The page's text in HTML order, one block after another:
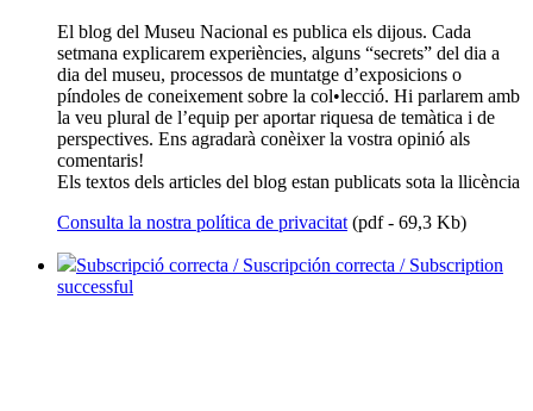
El blog del Museu Nacional es publica els dijous. Cada
setmana explicarem experiències, alguns “secrets” del dia a
dia del museu, processos de muntatge d’exposicions o
píndoles de coneixement sobre la col•lecció. Hi parlarem amb
la veu plural de l’equip per aportar riquesa de temàtica i de
perspectives. Ens agradarà conèixer la vostra opinió als
comentaris!
Els textos dels articles del blog estan publicats sota la llicència
Consulta la nostra política de privacitat (pdf - 69,3 Kb)
Subscripció correcta / Suscripción correcta / Subscription
successful